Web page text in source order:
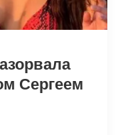
Сергеем